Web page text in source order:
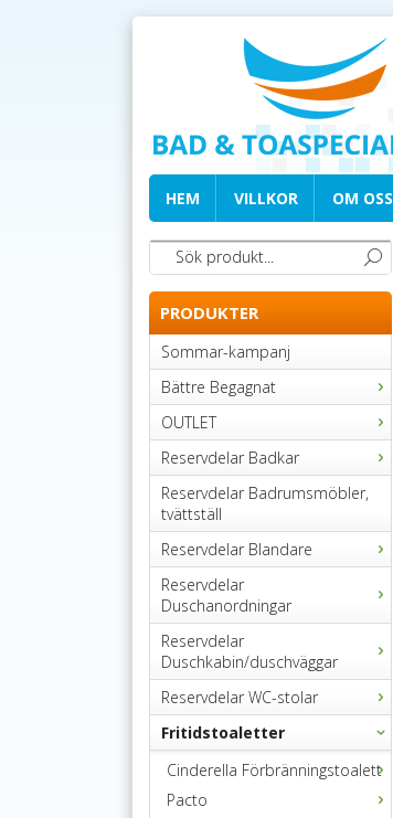
HEM VILLKOR OM OSS
PRODUKTER
Sommar-kampanj
Bättre Begagnat
OUTLET
Reservdelar Badkar
Reservdelar Badrumsmöbler,
tvättställ
Reservdelar Blandare
Reservdelar
Duschanordningar
Reservdelar
Duschkabin/duschväggar
Reservdelar WC-stolar
Fritidstoaletter
Cinderella Förbränningstoalett
Pacto